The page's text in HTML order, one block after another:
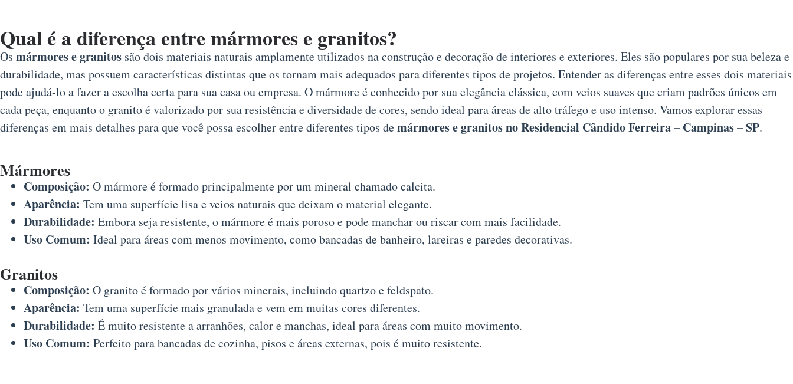
Qual é a diferença entre mármores e granitos?
Os mármores e granitos são dois materiais naturais amplamente utilizados na construção e decoração de interiores e exteriores. Eles são populares por sua beleza e
durabilidade, mas possuem características distintas que os tornam mais adequados para diferentes tipos de projetos. Entender as diferenças entre esses dois materiais
pode ajudá-lo a fazer a escolha certa para sua casa ou empresa. O mármore é conhecido por sua elegância clássica, com veios suaves que criam padrões únicos em
cada peça, enquanto o granito é valorizado por sua resistência e diversidade de cores, sendo ideal para áreas de alto tráfego e uso intenso. Vamos explorar essas
diferenças em mais detalhes para que você possa escolher entre diferentes tipos demármores e granitos no Residencial Cândido Ferreira – Campinas – SP.
Mármores
Composição: O mármore é formado principalmente por um mineral chamado calcita.
Aparência: Tem uma superfície lisa e veios naturais que deixam o material elegante.
Durabilidade: Embora seja resistente, o mármore é mais poroso e pode manchar ou riscar com mais facilidade.
Uso Comum: Ideal para áreas com menos movimento, como bancadas de banheiro, lareiras e paredes decorativas.
Granitos
Composição: O granito é formado por vários minerais, incluindo quartzo e feldspato.
Aparência: Tem uma superfície mais granulada e vem em muitas cores diferentes.
Durabilidade: É muito resistente a arranhões, calor e manchas, ideal para áreas com muito movimento.
Uso Comum: Perfeito para bancadas de cozinha, pisos e áreas externas, pois é muito resistente.